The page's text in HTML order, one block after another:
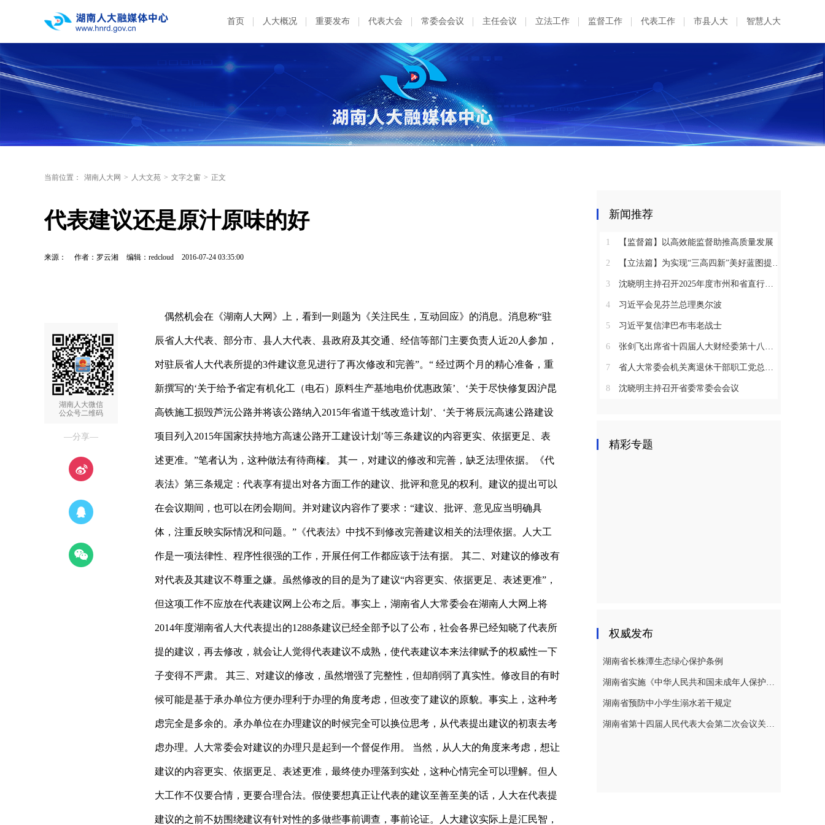
首页 人大概况 重要发布 代表大会 常委会会议 主任会议 立法工作 监督工作 代表工作 市县人大 智慧人大
当前位置： 湖南人大网 > 人大文苑 > 文字之窗 > 正文
代表建议还是原汁原味的好
来源： 作者：罗云湘 编辑：redcloud 2016-07-24 03:35:00
湖南人大微信
公众号二维码
—分享—
偶然机会在《湖南人大网》上，看到一则题为《关注民生，互动回应》的消息。消息称“驻
辰省人大代表、部分市、县人大代表、县政府及其交通、经信等部门主要负责人近20人参加，
对驻辰省人大代表所提的3件建议意见进行了再次修改和完善”。“ 经过两个月的精心准备，重
新撰写的‘关于给予省定有机化工（电石）原料生产基地电价优惠政策’、‘关于尽快修复因沪昆
高铁施工损毁芦沅公路并将该公路纳入2015年省道干线改造计划’、‘关于将辰沅高速公路建设
项目列入2015年国家扶持地方高速公路开工建设计划’等三条建议的内容更实、依据更足、表
述更准。”笔者认为，这种做法有待商榷。 其一，对建议的修改和完善，缺乏法理依据。《代
表法》第三条规定：代表享有提出对各方面工作的建议、批评和意见的权利。建议的提出可以
在会议期间，也可以在闭会期间。并对建议内容作了要求：“建议、批评、意见应当明确具
体，注重反映实际情况和问题。”《代表法》中找不到修改完善建议相关的法理依据。人大工
作是一项法律性、程序性很强的工作，开展任何工作都应该于法有据。 其二、对建议的修改有
对代表及其建议不尊重之嫌。虽然修改的目的是为了建议“内容更实、依据更足、表述更准”，
但这项工作不应放在代表建议网上公布之后。事实上，湖南省人大常委会在湖南人大网上将
2014年度湖南省人大代表提出的1288条建议已经全部予以了公布，社会各界已经知晓了代表所
提的建议，再去修改，就会让人觉得代表建议不成熟，使代表建议本来法律赋予的权威性一下
子变得不严肃。 其三、对建议的修改，虽然增强了完整性，但却削弱了真实性。修改目的有时
候可能是基于承办单位方便办理利于办理的角度考虑，但改变了建议的原貌。事实上，这种考
虑完全是多余的。承办单位在办理建议的时候完全可以换位思考，从代表提出建议的初衷去考
虑办理。人大常委会对建议的办理只是起到一个督促作用。 当然，从人大的角度来考虑，想让
建议的内容更实、依据更足、表述更准，最终使办理落到实处，这种心情完全可以理解。但人
大工作不仅要合情，更要合理合法。假使要想真正让代表的建议至善至美的话，人大在代表提
建议的之前不妨围绕建议有针对性的多做些事前调查，事前论证。人大建议实际上是汇民智，
新闻推荐
1 【监督篇】以高效能监督助推高质量发展
2 【立法篇】为实现“三高四新”美好蓝图提供坚实法治保障
3 沈晓明主持召开2025年度市州和省直行业系统党（工）委书记抓基层党建工作述职评议会议
4 习近平会见芬兰总理奥尔波
5 习近平复信津巴布韦老战士
6 张剑飞出席省十四届人大财经委第十八次全体会议
7 省人大常委会机关离退休干部职工党总支召开2025年度总结表彰大会
8 沈晓明主持召开省委常委会会议
精彩专题
权威发布
湖南省长株潭生态绿心保护条例
湖南省实施《中华人民共和国未成年人保护法》若干规定
湖南省预防中小学生溺水若干规定
湖南省第十四届人民代表大会第二次会议关于湖南省人民代表大会常务委员会工作报告的决议